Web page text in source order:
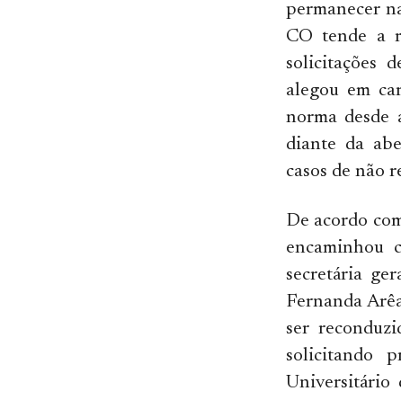
permanecer
CO tende a
solicitações
alegou em
norma
diante da
casos de não
De acordo
encaminhou
secretária
Fernanda
ser
solicitando
Universitário